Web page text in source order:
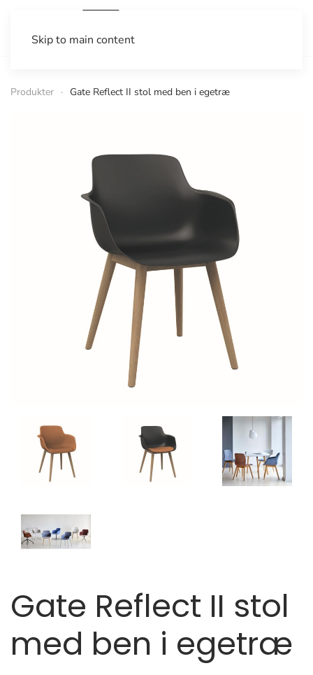
Skip to main content
Produkter Gate Reflect II stol med ben i egetræ
Gate Reflect II stol
med ben i egetræ